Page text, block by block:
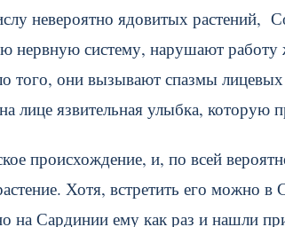
невероятно ядовитых растений,
нервную систему, нарушают
того, они вызывают спазмы
лице язвительная улыбка, которую
происхождение, и, по всей
Хотя, встретить его можно в
на Сардинии ему как раз и нашли